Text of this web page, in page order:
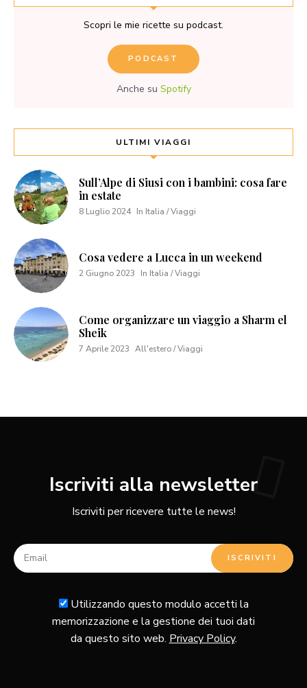
Scopri le mie ricette su podcast.
PODCAST
Anche su Spotify
ULTIMI VIAGGI
Sull’Alpe di Siusi con i bambini: cosa fare
in estate
8 Luglio 2024 In Italia / Viaggi
Cosa vedere a Lucca in un weekend
2 Giugno 2023 In Italia / Viaggi
Come organizzare un viaggio a Sharm el
Sheik
7 Aprile 2023 All'estero / Viaggi
Iscriviti alla newsletter
Iscriviti per ricevere tutte le news!
Utilizzando questo modulo accetti la
memorizzazione e la gestione dei tuoi dati
da questo sito web. Privacy Policy.